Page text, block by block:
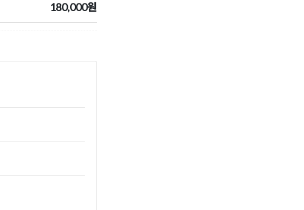
180,000원